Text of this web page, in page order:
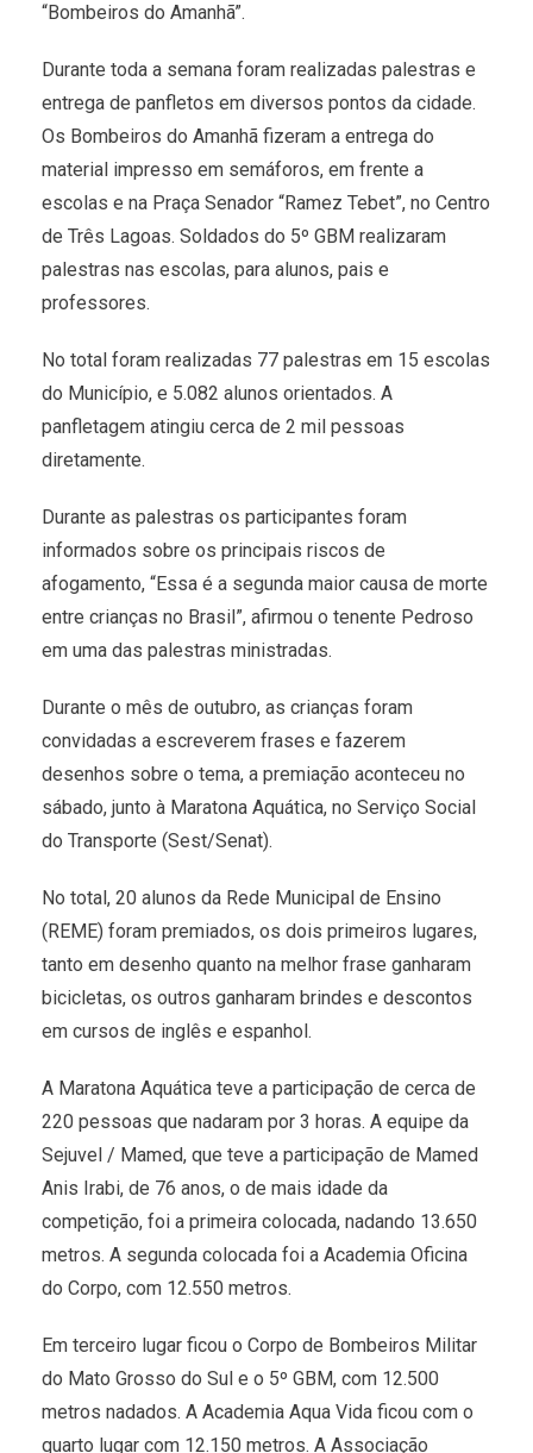
“Bombeiros do Amanhã”.
Durante toda a semana foram realizadas palestras e
entrega de panfletos em diversos pontos da cidade.
Os Bombeiros do Amanhã fizeram a entrega do
material impresso em semáforos, em frente a
escolas e na Praça Senador “Ramez Tebet”, no Centro
de Três Lagoas. Soldados do 5º GBM realizaram
palestras nas escolas, para alunos, pais e
professores.
No total foram realizadas 77 palestras em 15 escolas
do Município, e 5.082 alunos orientados. A
panfletagem atingiu cerca de 2 mil pessoas
diretamente.
Durante as palestras os participantes foram
informados sobre os principais riscos de
afogamento, “Essa é a segunda maior causa de morte
entre crianças no Brasil”, afirmou o tenente Pedroso
em uma das palestras ministradas.
Durante o mês de outubro, as crianças foram
convidadas a escreverem frases e fazerem
desenhos sobre o tema, a premiação aconteceu no
sábado, junto à Maratona Aquática, no Serviço Social
do Transporte (Sest/Senat).
No total, 20 alunos da Rede Municipal de Ensino
(REME) foram premiados, os dois primeiros lugares,
tanto em desenho quanto na melhor frase ganharam
bicicletas, os outros ganharam brindes e descontos
em cursos de inglês e espanhol.
A Maratona Aquática teve a participação de cerca de
220 pessoas que nadaram por 3 horas. A equipe da
Sejuvel / Mamed, que teve a participação de Mamed
Anis Irabi, de 76 anos, o de mais idade da
competição, foi a primeira colocada, nadando 13.650
metros. A segunda colocada foi a Academia Oficina
do Corpo, com 12.550 metros.
Em terceiro lugar ficou o Corpo de Bombeiros Militar
do Mato Grosso do Sul e o 5º GBM, com 12.500
metros nadados. A Academia Aqua Vida ficou com o
quarto lugar com 12.150 metros. A Associação